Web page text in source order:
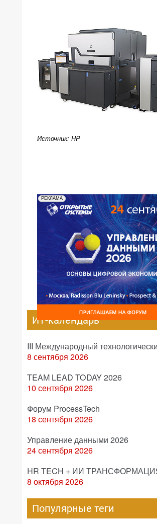
Источник: HP
РЕКЛАМА
ИТ-календарь
III Международный
8 сентября 2026
TEAM LEAD TODAY 2026
10 сентября 2026
Форум ProcessTech
18 сентября 2026
Управление данными 2026
24 сентября 2026
HR TECH + ИИ
8 октября 2026
Популярные теги